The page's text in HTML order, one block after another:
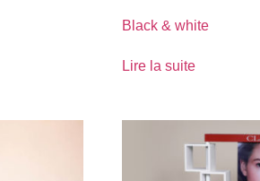
Black & white
Lire la suite